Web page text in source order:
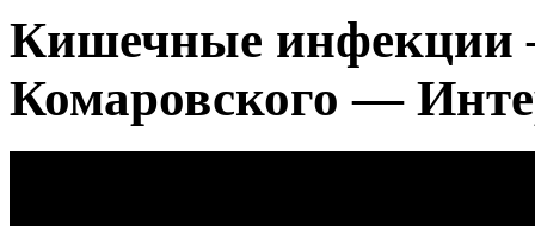
Кишечные инфекции
Комаровского —